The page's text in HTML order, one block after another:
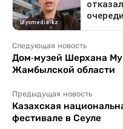
Следующая новость
Дом-музей Шерхана
Жамбылской области
Предыдущая новость
Казахская
фестивале в Сеуле